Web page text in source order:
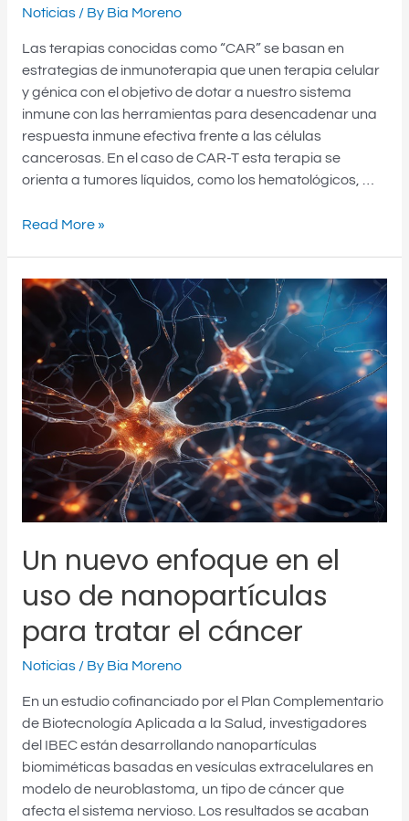
Noticias/ By Bia Moreno
Las terapias conocidas como “CAR” se basan en
estrategias de inmunoterapia que unen terapia celular
y génica con el objetivo de dotar a nuestro sistema
inmune con las herramientas para desencadenar una
respuesta inmune efectiva frente a las células
cancerosas. En el caso de CAR-T esta terapia se
orienta a tumores líquidos, como los hematológicos, …
Read More »
Un nuevo enfoque en el
uso de nanopartículas
para tratar el cáncer
Noticias/ By Bia Moreno
En un estudio cofinanciado por el Plan Complementario
de Biotecnología Aplicada a la Salud, investigadores
del IBEC están desarrollando nanopartículas
biomiméticas basadas en vesículas extracelulares en
modelo de neuroblastoma, un tipo de cáncer que
afecta el sistema nervioso. Los resultados se acaban
Un
nuevo
enfoque
el
uso
de
nanopartículas
para
tratar